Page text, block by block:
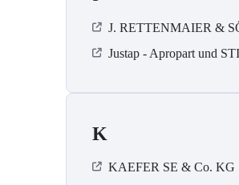
J. RETTENMAIER &
Justap - Apropart und
K
KAEFER SE & Co. KG